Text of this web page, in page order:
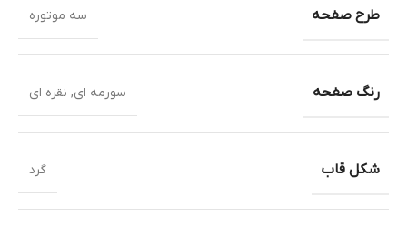
طرح صفحه سه موتوره
رنگ صفحه سورمه ای, نقره ای
شکل قاب گرد